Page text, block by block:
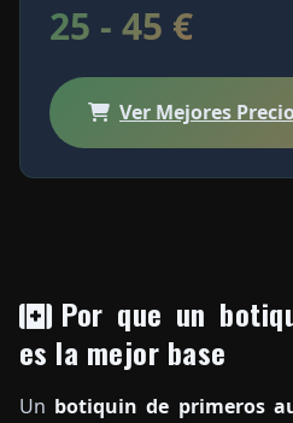
25 - 45 €
Ver Mejores
Por que un
es la mejor base
Un botiquin de primeros